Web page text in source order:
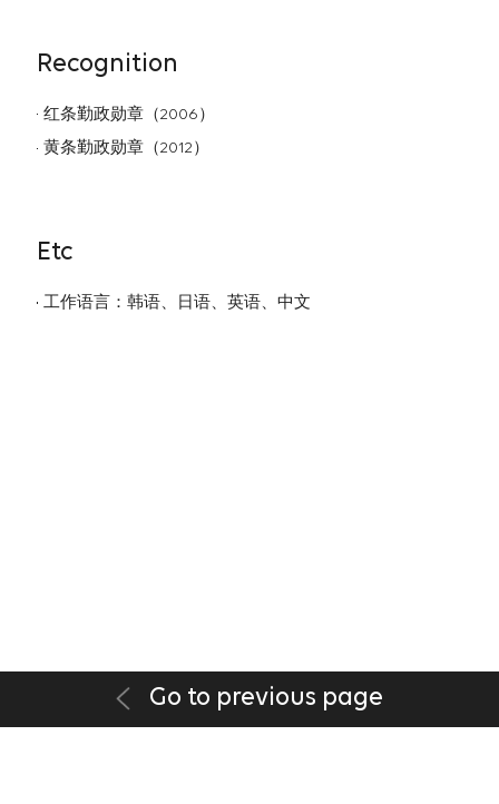
Recognition
红条勤政勋章（2006）
黄条勤政勋章（2012）
Etc
工作语言：韩语、日语、英语、中文
Go to previous page